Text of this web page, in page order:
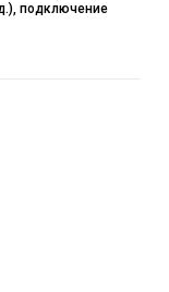
подключение